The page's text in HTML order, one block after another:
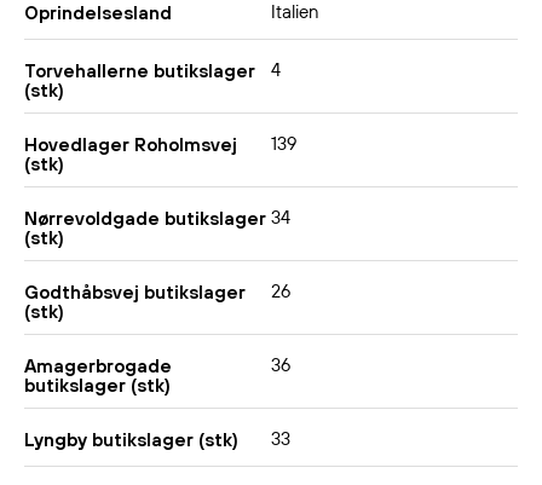
Oprindelsesland Italien
Torvehallerne butikslager
(stk)
4
Hovedlager Roholmsvej
(stk)
139
Nørrevoldgade butikslager
(stk)
34
Godthåbsvej butikslager
(stk)
26
Amagerbrogade
butikslager (stk)
36
Lyngby butikslager (stk) 33